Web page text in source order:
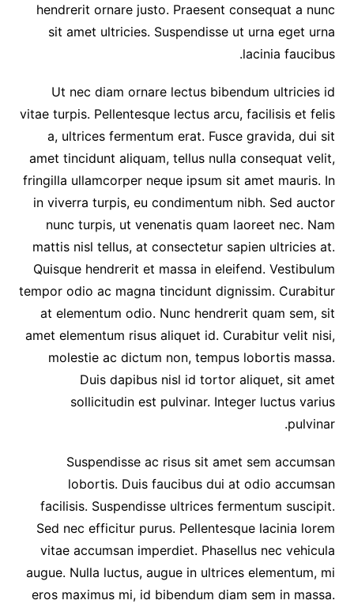
hendrerit ornare justo. Praesent consequat a nunc
sit amet ultricies. Suspendisse ut urna eget urna
lacinia faucibus.
Ut nec diam ornare lectus bibendum ultricies id
vitae turpis. Pellentesque lectus arcu, facilisis et felis
a, ultrices fermentum erat. Fusce gravida, dui sit
amet tincidunt aliquam, tellus nulla consequat velit,
fringilla ullamcorper neque ipsum sit amet mauris. In
in viverra turpis, eu condimentum nibh. Sed auctor
nunc turpis, ut venenatis quam laoreet nec. Nam
mattis nisl tellus, at consectetur sapien ultricies at.
Quisque hendrerit et massa in eleifend. Vestibulum
tempor odio ac magna tincidunt dignissim. Curabitur
at elementum odio. Nunc hendrerit quam sem, sit
amet elementum risus aliquet id. Curabitur velit nisi,
molestie ac dictum non, tempus lobortis massa.
Duis dapibus nisl id tortor aliquet, sit amet
sollicitudin est pulvinar. Integer luctus varius
pulvinar.
Suspendisse ac risus sit amet sem accumsan
lobortis. Duis faucibus dui at odio accumsan
facilisis. Suspendisse ultrices fermentum suscipit.
Sed nec efficitur purus. Pellentesque lacinia lorem
vitae accumsan imperdiet. Phasellus nec vehicula
augue. Nulla luctus, augue in ultrices elementum, mi
eros maximus mi, id bibendum diam sem in massa.